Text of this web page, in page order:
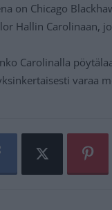
on Chicago
Hallin Carolinaan,
Carolinalla
varaa